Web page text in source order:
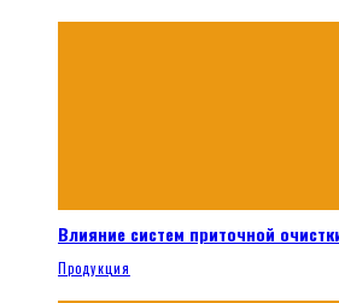
Влияние систем приточной
Продукция